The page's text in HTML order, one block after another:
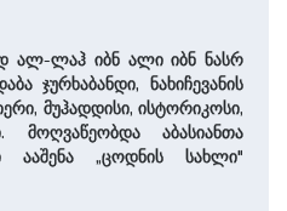
ალ-ლაჰ იბნ ალი იბნ ნასრ
ჯურხაბანდი, ნახიჩევანის
მუჰადდისი, ისტორიკოსი,
აბასიანთა
ააშენა „ცოდნის სახლი"